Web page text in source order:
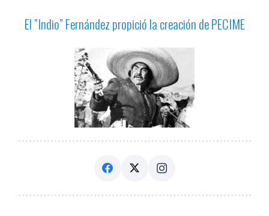
El ”Indio” Fernández propició la creación de PECIME